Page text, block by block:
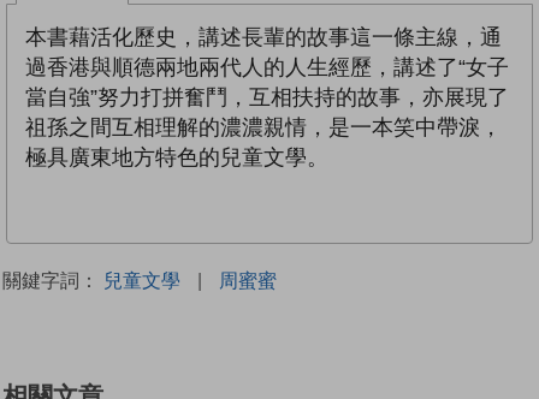
本書藉活化歷史，講述長輩的故事這一條主線，通
過香港與順德兩地兩代人的人生經歷，講述了“女子
當自強”努力打拼奮鬥，互相扶持的故事，亦展現了
祖孫之間互相理解的濃濃親情，是一本笑中帶淚，
極具廣東地方特色的兒童文學。
關鍵字詞： 兒童文學 | 周蜜蜜